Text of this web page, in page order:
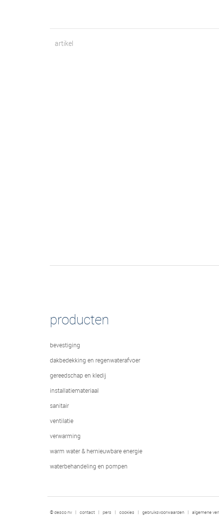
artikel
producten
bevestiging
dakbedekking en regenwaterafvoer
gereedschap en kledij
installatiemateriaal
sanitair
ventilatie
verwarming
warm water & hernieuwbare energie
waterbehandeling en pompen
© desco nv | contact | pers | cookies | gebruiksvoorwaarden | algemene